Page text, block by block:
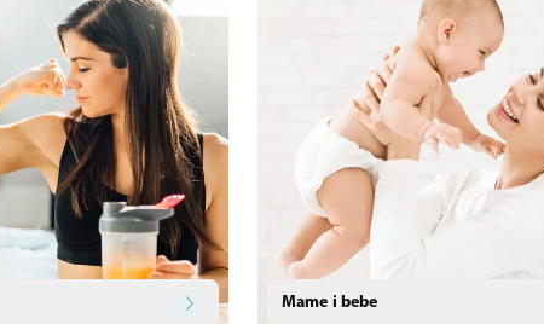
Mame i bebe